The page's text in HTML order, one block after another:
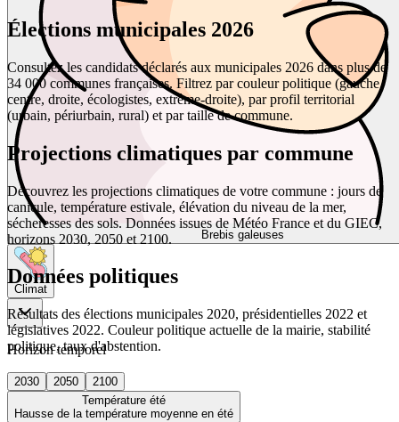
Brebis galeuses
Climat
Horizon temporel
2030 2050
2100
Température été
Hausse de la température moyenne en été
Élections municipales 2026
Consultez les candidats déclarés aux municipales 2026 dans plus de
34 000 communes françaises. Filtrez par couleur politique (gauche,
centre, droite, écologistes, extrême-droite), par profil territorial
(urbain, périurbain, rural) et par taille de commune.
Projections climatiques par commune
Découvrez les projections climatiques de votre commune : jours de
canicule, température estivale, élévation du niveau de la mer,
sécheresses des sols. Données issues de Météo France et du GIEC,
horizons 2030, 2050 et 2100.
Données politiques
Résultats des élections municipales 2020, présidentielles 2022 et
législatives 2022. Couleur politique actuelle de la mairie, stabilité
politique, taux d'abstention.